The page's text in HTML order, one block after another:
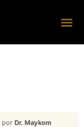
por Dr. Maykom